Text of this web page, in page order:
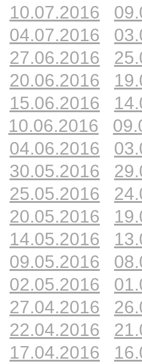
10.07.2016
04.07.2016
27.06.2016
20.06.2016
15.06.2016
10.06.2016
04.06.2016
30.05.2016
25.05.2016
20.05.2016
14.05.2016
09.05.2016
02.05.2016
27.04.2016
22.04.2016
17.04.2016